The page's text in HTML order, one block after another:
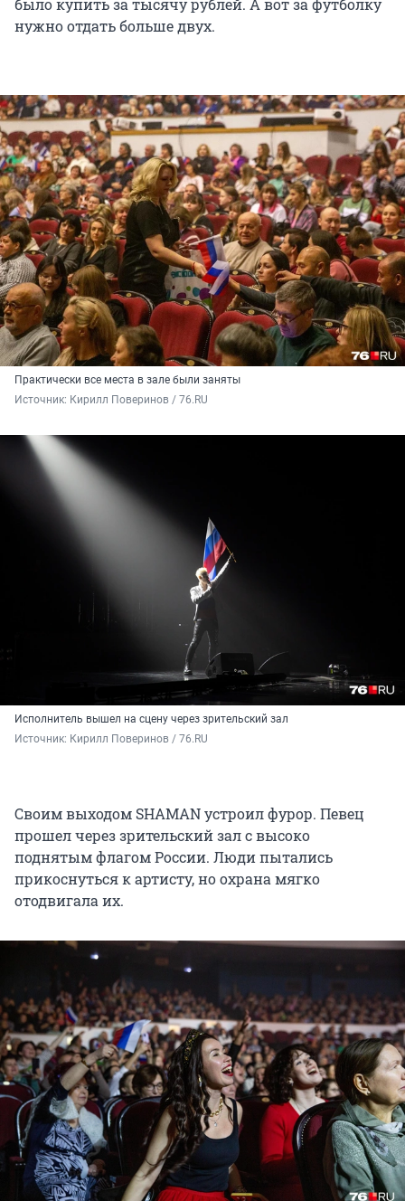
было купить за тысячу рублей. А вот за футболку
нужно отдать больше двух.
Практически все места в зале были заняты
Источник: Кирилл Поверинов / 76.RU
Исполнитель вышел на сцену через зрительский зал
Источник: Кирилл Поверинов / 76.RU
Своим выходом SHAMAN устроил фурор. Певец
прошел через зрительский зал с высоко
поднятым флагом России. Люди пытались
прикоснуться к артисту, но охрана мягко
отодвигала их.